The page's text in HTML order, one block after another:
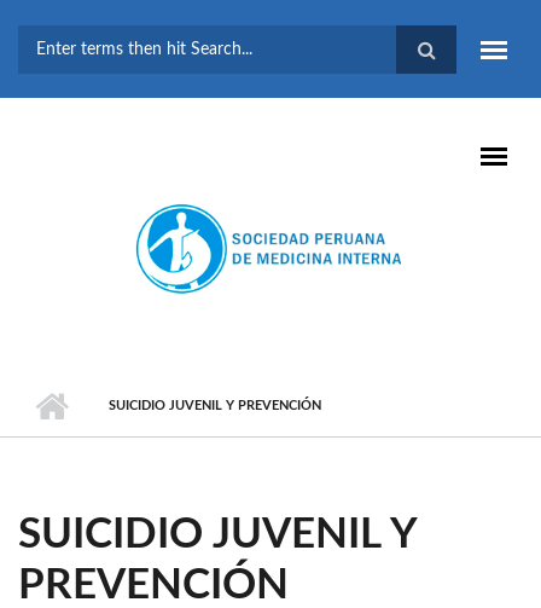
BÚSQUEDA
SUICIDIO JUVENIL Y PREVENCIÓN
SUICIDIO JUVENIL Y
PREVENCIÓN